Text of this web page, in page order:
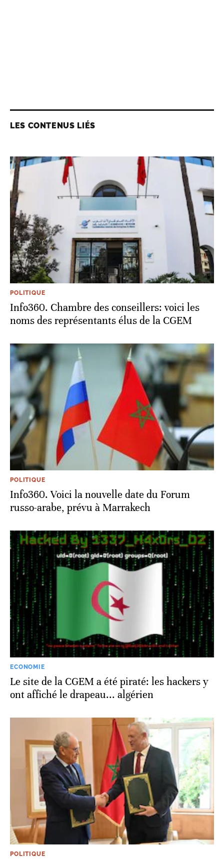
LES CONTENUS LIÉS
POLITIQUE
Info360. Chambre des conseillers: voici les
noms des représentants élus de la CGEM
POLITIQUE
Info360. Voici la nouvelle date du Forum
russo-arabe, prévu à Marrakech
ECONOMIE
Le site de la CGEM a été piraté: les hackers y
ont affiché le drapeau... algérien
POLITIQUE